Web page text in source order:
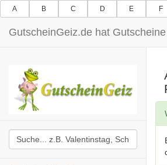
A B C D E F
GutscheinGeiz.de hat